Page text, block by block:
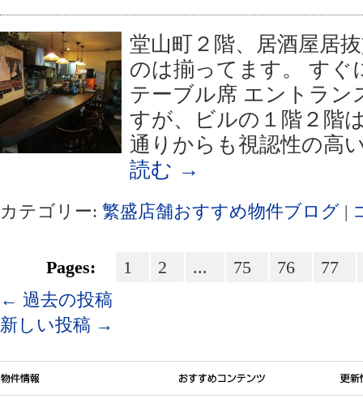
堂山町２階、居酒屋居
のは揃ってます。 すぐ
テーブル席 エントラン
すが、ビルの１階２階
通りからも視認性の高
読む →
カテゴリー: 繁盛店舗おすすめ物件ブログ |
Pages: 1 2 ... 75 76
77
← 過去の投稿
新しい投稿 →